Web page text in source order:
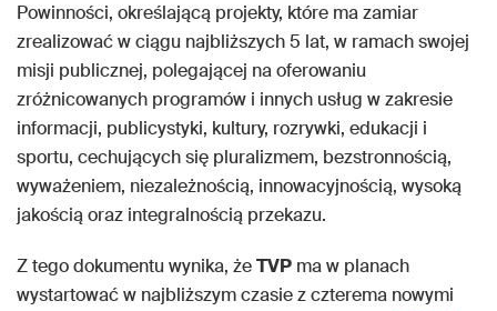
Powinności, określającą projekty, które ma zamiar
zrealizować w ciągu najbliższych 5 lat, w ramach swojej
misji publicznej, polegającej na oferowaniu
zróżnicowanych programów i innych usług w zakresie
informacji, publicystyki, kultury, rozrywki, edukacji i
sportu, cechujących się pluralizmem, bezstronnością,
wyważeniem, niezależnością, innowacyjnością, wysoką
jakością oraz integralnością przekazu.
Z tego dokumentu wynika, żeTVP ma w planach
wystartować w najbliższym czasie z czterema nowymi